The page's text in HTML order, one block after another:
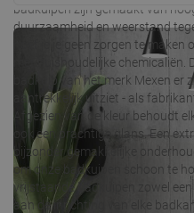
badkuipen zijn gemaakt van
duurzaamheid en weerstand
hoef je je geen zorgen te
met huishoudelijke
badkuip van het merk Mexen er
aantrekkelijk uitziet - als
Afgezien van de kleur behoudt
ook een prachtige glans. Een
bijzonder gemakkelijke
om onze badkuipen schoon te
vrijstaande badkuipen zowel
aan de inrichting van elke